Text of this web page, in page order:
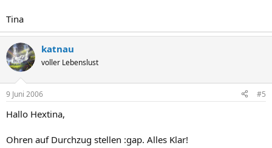
Tina
katnau
voller Lebenslust
9 Juni 2006 #5
Hallo Hextina,
Ohren auf Durchzug stellen :gap. Alles Klar!